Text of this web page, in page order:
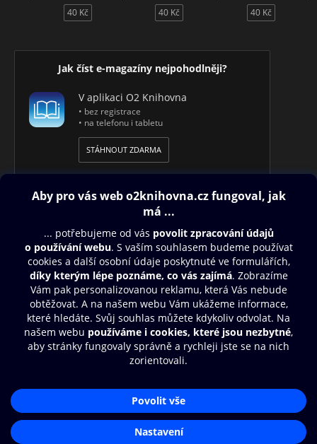
40 Kč 40 Kč 40 Kč
Jak číst e-magazíny nejpohodlněji?
V aplikaci O2 Knihovna
• bez registrace
• na telefonu i tabletu
STÁHNOUT ZDARMA
Obsah ke stažení
Moje O2 Knihovna
Další zábava
© O2 Czech Republic a.s.
Zásady zpracování osobních údajůAplikace O2 Knihovna
Čti a poslouchej své e-knihy a